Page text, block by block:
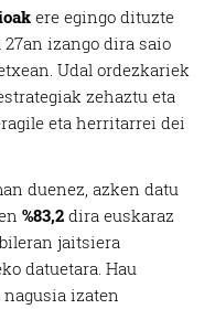
ere egingo dituzte
izango dira saio
Udal ordezkariek
zehaztu eta
eta herritarrei dei
duenez, azken datu
%83,2 dira euskaraz
jaitsiera
datuetara. Hau
izaten